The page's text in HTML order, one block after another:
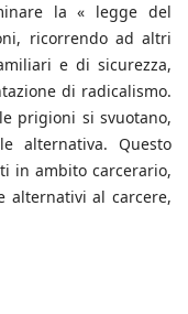
la « legge del
ricorrendo ad altri
e di sicurezza,
di radicalismo.
prigioni si svuotano,
alternativa. Questo
in ambito carcerario,
alternativi al carcere,